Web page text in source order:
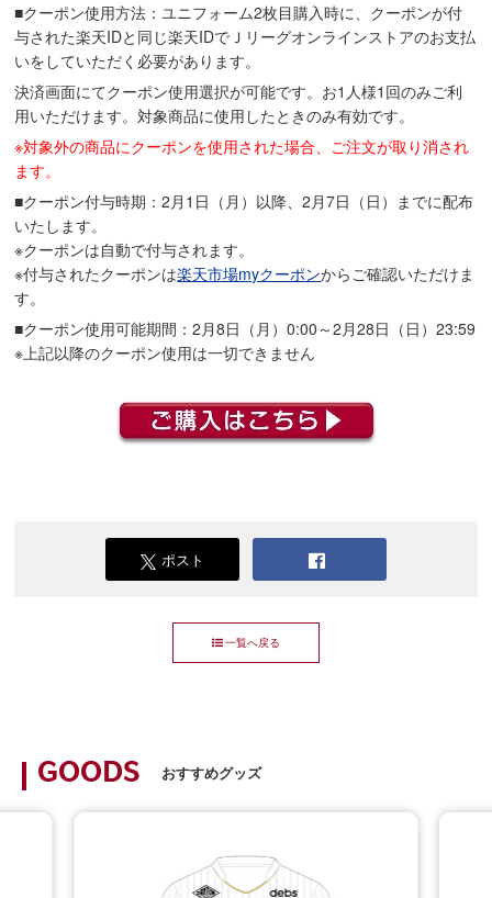
■クーポン使用方法：ユニフォーム2枚目購入時に、クーポンが付
与された楽天IDと同じ楽天IDでＪリーグオンラインストアのお支払
いをしていただく必要があります。
決済画面にてクーポン使用選択が可能です。お1人様1回のみご利
用いただけます。対象商品に使用したときのみ有効です。
※対象外の商品にクーポンを使用された場合、ご注文が取り消され
ます。
■クーポン付与時期：2月1日（月）以降、2月7日（日）までに配布
いたします。
※クーポンは自動で付与されます。
※付与されたクーポンは楽天市場myクーポンからご確認いただけま
す。
■クーポン使用可能期間：2月8日（月）0:00～2月28日（日）23:59
※上記以降のクーポン使用は一切できません
ポスト
一覧へ戻る
GOODS おすすめグッズ